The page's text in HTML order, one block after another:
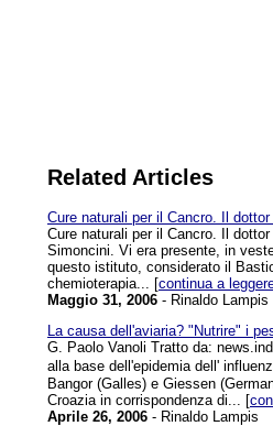
Related Articles
Cure naturali per il Cancro. Il
Cure naturali per il Cancro. Il
Simoncini. Vi era presente, in
questo istituto, considerato il
chemioterapia... [continua a
Maggio 31, 2006 - Rinaldo Lampis
La causa dell'aviaria? "Nutrire" i
G. Paolo Vanoli Tratto da:
alla base dell'epidemia dell'
Bangor (Galles) e Giessen
Croazia in corrispondenza di... [
Aprile 26, 2006 - Rinaldo Lampis